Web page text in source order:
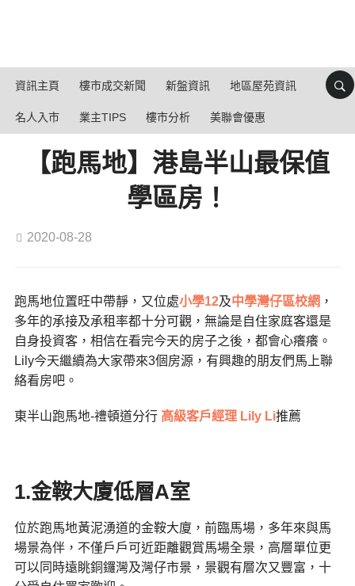
資訊主頁 樓市成交新聞 新盤資訊 地區屋苑資訊
名人入市 業主TIPS 樓市分析 美聯會優惠
【跑馬地】港島半山最保值
學區房！
2020-08-28
跑馬地位置旺中帶靜，又位處小學12及中學灣仔區校網 ，
多年的承接及承租率都十分可觀，無論是自住家庭客還是
自身投資客，相信在看完今天的房子之後，都會心癢癢。
Lily今天繼續為大家帶來3個房源，有興趣的朋友們馬上聯
絡看房吧。​
東半山跑馬地-禮頓道分行 高級客戶經理 Lily Li推薦
1.金鞍大廈低層A室
位於跑馬地黃泥湧道的金鞍大廈，前臨馬場，多年來與馬
場景為伴，不僅戶戶可近距離觀賞馬場全景，高層單位更
可以同時遠眺銅鑼灣及灣仔市景，景觀有層次又豐富，十